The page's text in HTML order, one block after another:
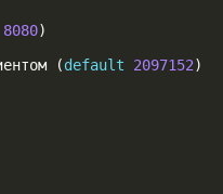
8080)
(default 2097152)